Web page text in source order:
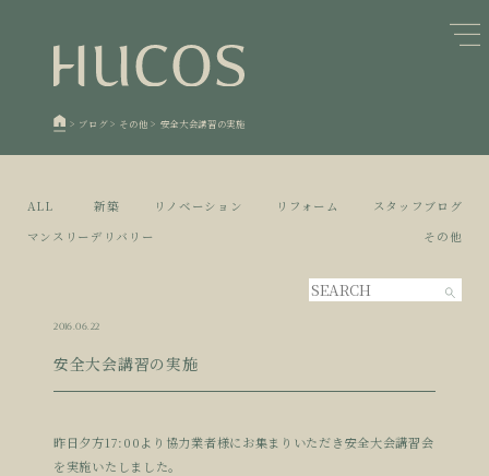
日本森林と循環
欧州住宅の文化と日本の現在地
廃棄物について知る
5 空き家とリノベーション
1 蓄熱するパッシブデザイン
2 自然素材の温もりと快適性を実現
活かすリノベーション
> ブログ> その他 > 安全大会講習の実施
ALL 新築 リノベーション リフォーム
スタッフブログ
マンスリーデリバリー
その他
2016.06.22
安全大会講習の実施
昨日夕方17:00より協力業者様にお集まりいただき安全大会講習会
を実施いたしました。